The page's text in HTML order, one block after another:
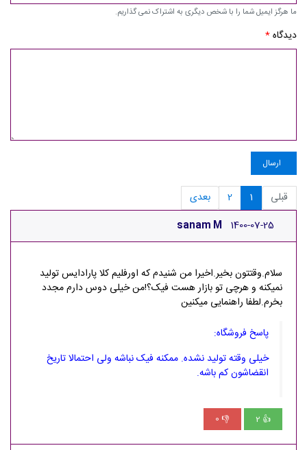
ما هرگز ایمیل شما را با شخص دیگری به اشتراک نمی گذاریم.
دیدگاه*
ارسال
قبلی 1
2
بعدی
sanam M 1400-07-25
سلام.وقتتون بخیر.اخیرا من شنیدم که اورفلیم کلا پارادایس تولید
نمیکنه و هرچی تو بازار هست فیک؟!من خیلی دوس دارم مجدد
بخرم.لطفا راهنمایی میکنین
پاسخ فروشگاه:
خیلی وقته تولید نشده. ممکنه فیک نباشه ولی احتمالا تاریخ
انقضاشون کم باشه.
👍
2
👎
0